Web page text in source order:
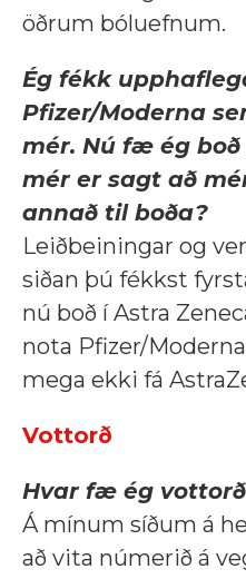
öðrum bóluefnum.
Ég fékk
Pfizer/Moderna
mér. Nú fæ ég
mér er sagt að
annað til boða?
Leiðbeiningar og
siðan þú fékkst
nú boð í Astra
nota Pfizer/
mega ekki fá
Vottorð
Hvar fæ ég
Á mínum síðum á
að vita númerið á